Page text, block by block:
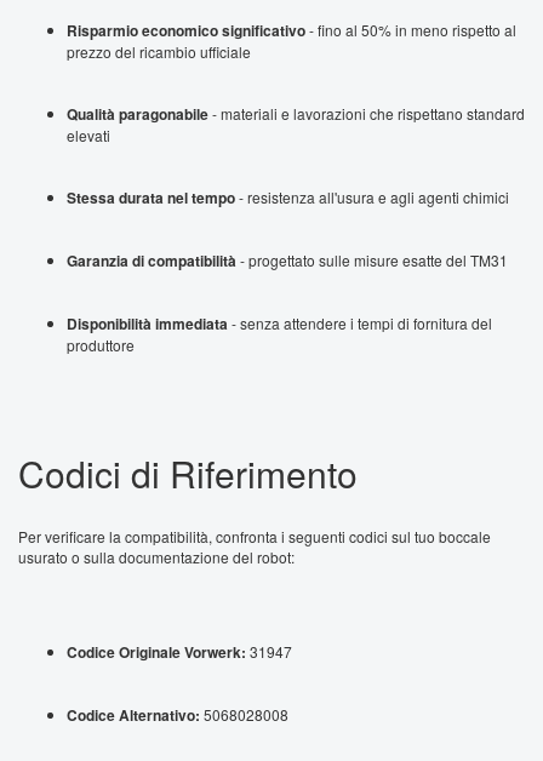
Risparmio economico significativo- fino al 50% in meno rispetto al
prezzo del ricambio ufficiale
Qualità paragonabile- materiali e lavorazioni che rispettano standard
elevati
Stessa durata nel tempo- resistenza all'usura e agli agenti chimici
Garanzia di compatibilità- progettato sulle misure esatte del TM31
Disponibilità immediata- senza attendere i tempi di fornitura del
produttore
Codici di Riferimento
Per verificare la compatibilità, confronta i seguenti codici sul tuo boccale
usurato o sulla documentazione del robot:
Codice Originale Vorwerk: 31947
Codice Alternativo: 5068028008